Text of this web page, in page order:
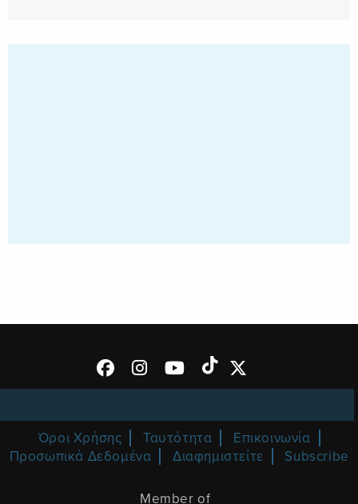
Όροι Χρήσης Ταυτότητα
Επικοινωνία
Προσωπικά Δεδομένα
Διαφημιστείτε Subscribe
Member of